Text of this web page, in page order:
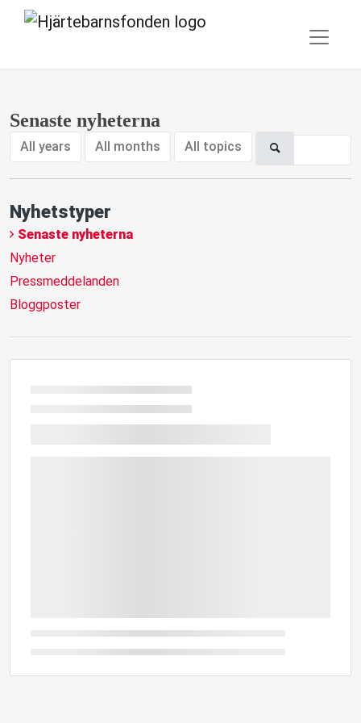
Senaste nyheterna
All years All months All topics
Nyhetstyper
Senaste nyheterna
Nyheter
Pressmeddelanden
Bloggposter